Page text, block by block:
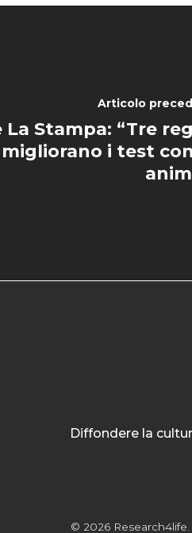
Articolo
Stampa: “Tre
migliorano i test
Diffondere la
© 2026